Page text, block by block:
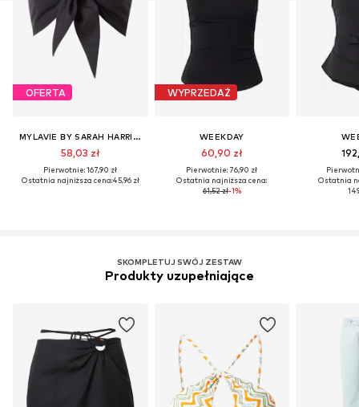
OFERTA
MYLAVIE BY SARAH HARRISON
58,03 zł
Pierwotnie: 167,90 zł
Ostatnia najniższa cena:45,96 zł
WYPRZEDAŻ
WEEKDAY
60,90 zł
Pierwotnie: 76,90 zł
Ostatnia najniższa cena:
61,52 zł-1%
Ostatnia
SKOMPLETUJ SWÓJ ZESTAW
Produkty uzupełniające